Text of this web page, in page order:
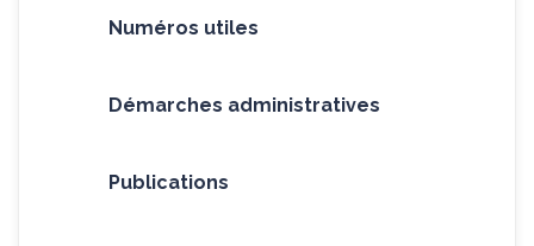
Numéros utiles
Démarches administratives
Publications